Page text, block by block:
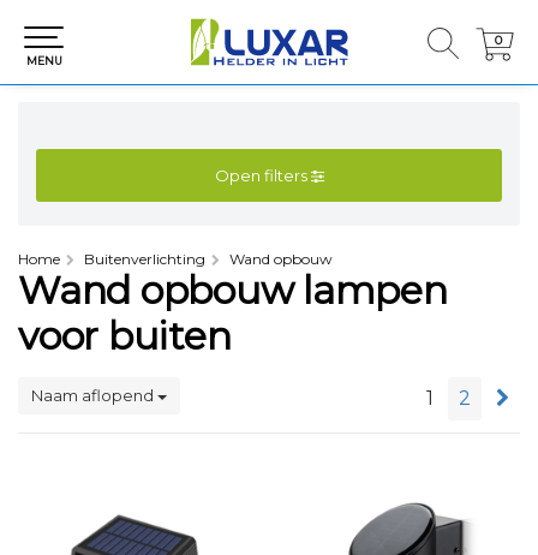
0
0
MENU
Open filters
Home Buitenverlichting Wand opbouw
Wand opbouw lampen
voor buiten
Naam aflopend 1 2